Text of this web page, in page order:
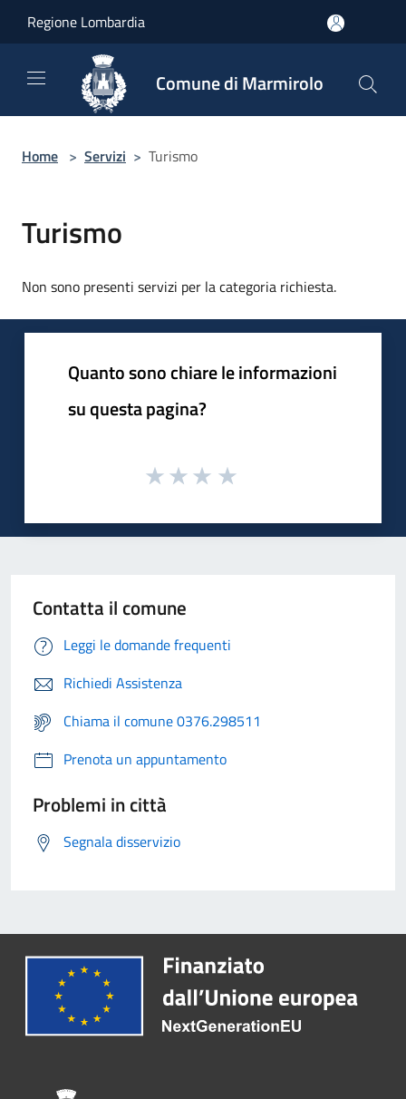
Regione Lombardia
Comune di Marmirolo
Home > Servizi > Turismo
Turismo
Non sono presenti servizi per la categoria richiesta.
Quanto sono chiare le informazioni
su questa pagina?
Contatta il comune
Leggi le domande frequenti
Richiedi Assistenza
Chiama il comune 0376.298511
Prenota un appuntamento
Problemi in città
Segnala disservizio